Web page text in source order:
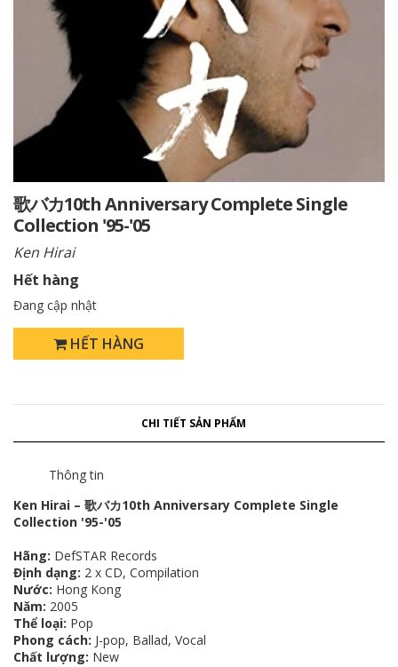
歌バカ10th Anniversary Complete Single
Collection '95-'05
Ken Hirai
Hết hàng
Đang cập nhật
HẾT HÀNG
CHI TIẾT SẢN PHẨM
Thông tin
Ken Hirai – 歌バカ10th Anniversary Complete Single
Collection '95-'05
Hãng: DefSTAR Records
Định dạng: 2 x CD, Compilation
Nước: Hong Kong
Năm: 2005
Thể loại: Pop
Phong cách: J-pop, Ballad, Vocal
Chất lượng: New